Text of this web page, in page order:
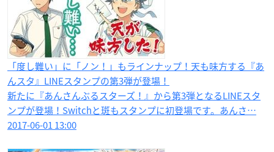
「度し難い」に「ノン！」もラインナップ！天も味方する『あ
んスタ』LINEスタンプの第3弾が登場！
新たに『あんさんぶるスターズ！』から第3弾となるLINEスタ
ンプが登場！Switchと斑もスタンプに初登場です。あんさ…
2017-06-01 13:00